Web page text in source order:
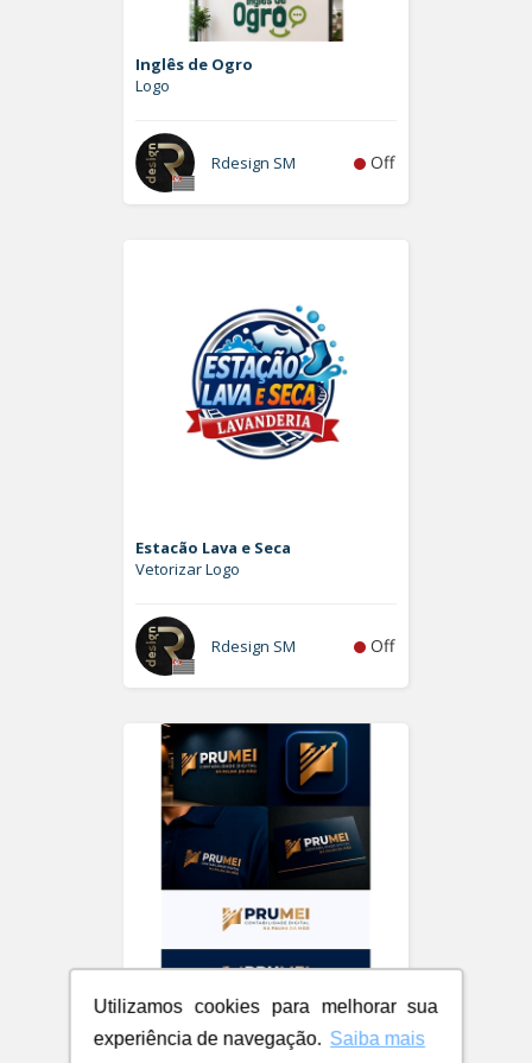
Utilizamos cookies para melhorar sua
experiência de navegação. Saiba mais
Inglês de Ogro
Logo
Rdesign SM Off
Estacão Lava e Seca
Vetorizar Logo
Rdesign SM Off
PRUMEI - Contabilidade Digital
Logo